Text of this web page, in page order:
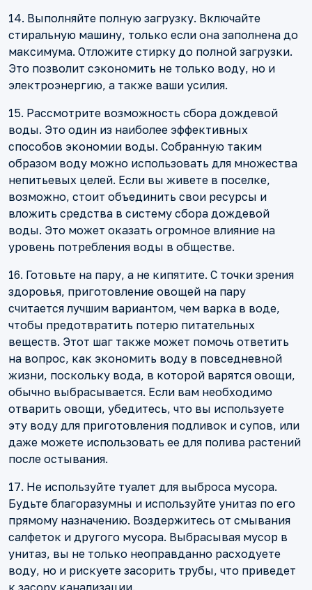
14. Выполняйте полную загрузку. Включайте
стиральную машину, только если она заполнена до
максимума. Отложите стирку до полной загрузки.
Это позволит сэкономить не только воду, но и
электроэнергию, а также ваши усилия.
15. Рассмотрите возможность сбора дождевой
воды. Это один из наиболее эффективных
способов экономии воды. Собранную таким
образом воду можно использовать для множества
непитьевых целей. Если вы живете в поселке,
возможно, стоит объединить свои ресурсы и
вложить средства в систему сбора дождевой
воды. Это может оказать огромное влияние на
уровень потребления воды в обществе.
16. Готовьте на пару, а не кипятите. С точки зрения
здоровья, приготовление овощей на пару
считается лучшим вариантом, чем варка в воде,
чтобы предотвратить потерю питательных
веществ. Этот шаг также может помочь ответить
на вопрос, как экономить воду в повседневной
жизни, поскольку вода, в которой варятся овощи,
обычно выбрасывается. Если вам необходимо
отварить овощи, убедитесь, что вы используете
эту воду для приготовления подливок и супов, или
даже можете использовать ее для полива растений
после остывания.
17. Не используйте туалет для выброса мусора.
Будьте благоразумны и используйте унитаз по его
прямому назначению. Воздержитесь от смывания
салфеток и другого мусора. Выбрасывая мусор в
унитаз, вы не только неоправданно расходуете
воду, но и рискуете засорить трубы, что приведет
к засору канализации.